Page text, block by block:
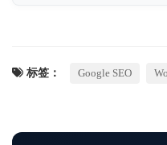
标签： Google SEO